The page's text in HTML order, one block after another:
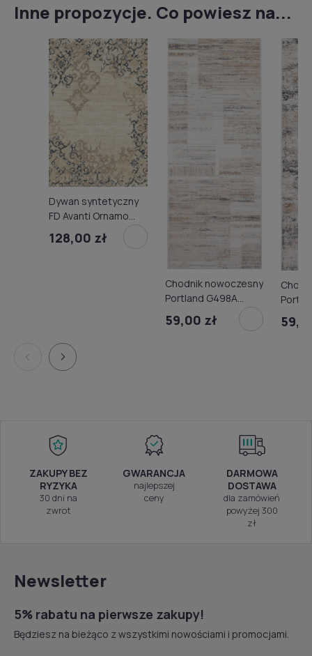
Inne propozycje. Co powiesz na...
Dywan syntetyczny
FD Avanti Ornamo
beż
128,00 zł
Chodnik nowoczesny
Portland G498A
white/d.vizon
59,00 zł
ZAKUPY BEZ
RYZYKA
30 dni na
zwrot
GWARANCJA
najlepszej
ceny
DARMOWA
DOSTAWA
dla zamówień
powyżej 300
zł
Newsletter
5% rabatu na pierwsze zakupy!
Będziesz na bieżąco z wszystkimi nowościami i promocjami.